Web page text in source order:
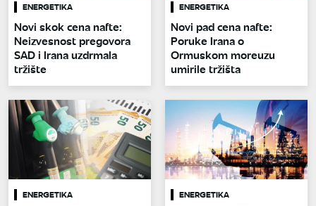
ENERGETIKA
Novi skok cena nafte:
Neizvesnost pregovora
SAD i Irana uzdrmala
tržište
ENERGETIKA
Novi pad cena nafte:
Poruke Irana o
Ormuskom moreuzu
umirile tržišta
ENERGETIKA ENERGETIKA